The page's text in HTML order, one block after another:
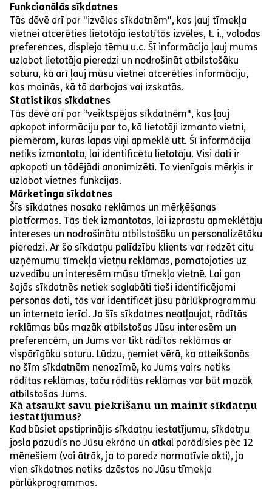
Funkcionālās sīkdatnes
Tās dēvē arī par "izvēles sīkdatnēm", kas ļauj tīmekļa
vietnei atcerēties lietotāja iestatītās izvēles, t. i., valodas
preferences, displeja tēmu u.c. Šī informācija ļauj mums
uzlabot lietotāja pieredzi un nodrošināt atbilstošāku
saturu, kā arī ļauj mūsu vietnei atcerēties informāciju,
kas mainās, kā tā darbojas vai izskatās.
Statistikas sīkdatnes
Tās dēvē arī par “veiktspējas sīkdatnēm", kas ļauj
apkopot informāciju par to, kā lietotāji izmanto vietni,
piemēram, kuras lapas viņi apmeklē utt. Šī informācija
netiks izmantota, lai identificētu lietotāju. Visi dati ir
apkopoti un tādējādi anonimizēti. To vienīgais mērķis ir
uzlabot vietnes funkcijas.
Mārketinga sīkdatnes
Šīs sīkdatnes nosaka reklāmas un mērķēšanas
platformas. Tās tiek izmantotas, lai izprastu apmeklētāju
intereses un nodrošinātu atbilstošāku un personalizētāku
pieredzi. Ar šo sīkdatņu palīdzību klients var redzēt citu
uzņēmumu tīmekļa vietņu reklāmas, pamatojoties uz
uzvedību un interesēm mūsu tīmekļa vietnē. Lai gan
šajās sīkdatnēs netiek saglabāti tieši identificējami
personas dati, tās var identificēt jūsu pārlūkprogrammu
un interneta ierīci. Ja šīs sīkdatnes neatļaujat, rādītās
reklāmas būs mazāk atbilstošas Jūsu interesēm un
preferencēm, un Jums var tikt rādītas reklāmas ar
vispārīgāku saturu. Lūdzu, ņemiet vērā, ka atteikšanās
no šīm sīkdatnēm nenozīmē, ka Jums vairs netiks
rādītas reklāmas, taču rādītās reklāmas var būt mazāk
atbilstošas Jums.
Kā atsaukt savu piekrišanu un mainīt sīkdatņu
iestatījumus?
Kad būsiet apstiprinājis sīkdatņu iestatījumu, sīkdatņu
josla pazudīs no Jūsu ekrāna un atkal parādīsies pēc 12
mēnešiem (vai ātrāk, ja to paredz normatīvie akti), ja
vien sīkdatnes netiks dzēstas no Jūsu tīmekļa
pārlūkprogrammas.